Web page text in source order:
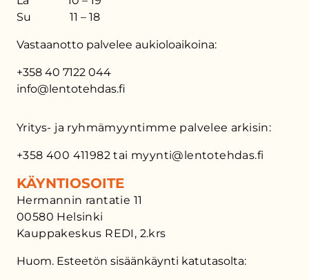
Su 11 – 18
Vastaanotto palvelee aukioloaikoina:
+358 40 7122 044
info@lentotehdas.fi
Yritys- ja ryhmämyyntimme palvelee arkisin:
+358 400 411982 tai myynti@lentotehdas.fi
KÄYNTIOSOITE
Hermannin rantatie 11
00580 Helsinki
Kauppakeskus REDI, 2.krs
Huom. Esteetön sisäänkäynti katutasolta: